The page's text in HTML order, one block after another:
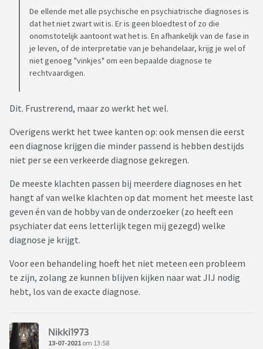
De ellende met alle psychische en psychiatrische diagnoses is
dat het niet zwart wit is. Er is geen bloedtest of zo die
onomstotelijk aantoont wat het is. En afhankelijk van de fase in
je leven, of de interpretatie van je behandelaar, krijg je wel of
niet genoeg "vinkjes" om een bepaalde diagnose te
rechtvaardigen.
Dit. Frustrerend, maar zo werkt het wel.
Overigens werkt het twee kanten op: ook mensen die eerst
een diagnose krijgen die minder passend is hebben destijds
niet per se een verkeerde diagnose gekregen.
De meeste klachten passen bij meerdere diagnoses en het
hangt af van welke klachten op dat moment het meeste last
geven én van de hobby van de onderzoeker (zo heeft een
psychiater dat eens letterlijk tegen mij gezegd) welke
diagnose je krijgt.
Voor een behandeling hoeft het niet meteen een probleem
te zijn, zolang ze kunnen blijven kijken naar wat JIJ nodig
hebt, los van de exacte diagnose.
Nikki1973
13-07-2021 om 13:58